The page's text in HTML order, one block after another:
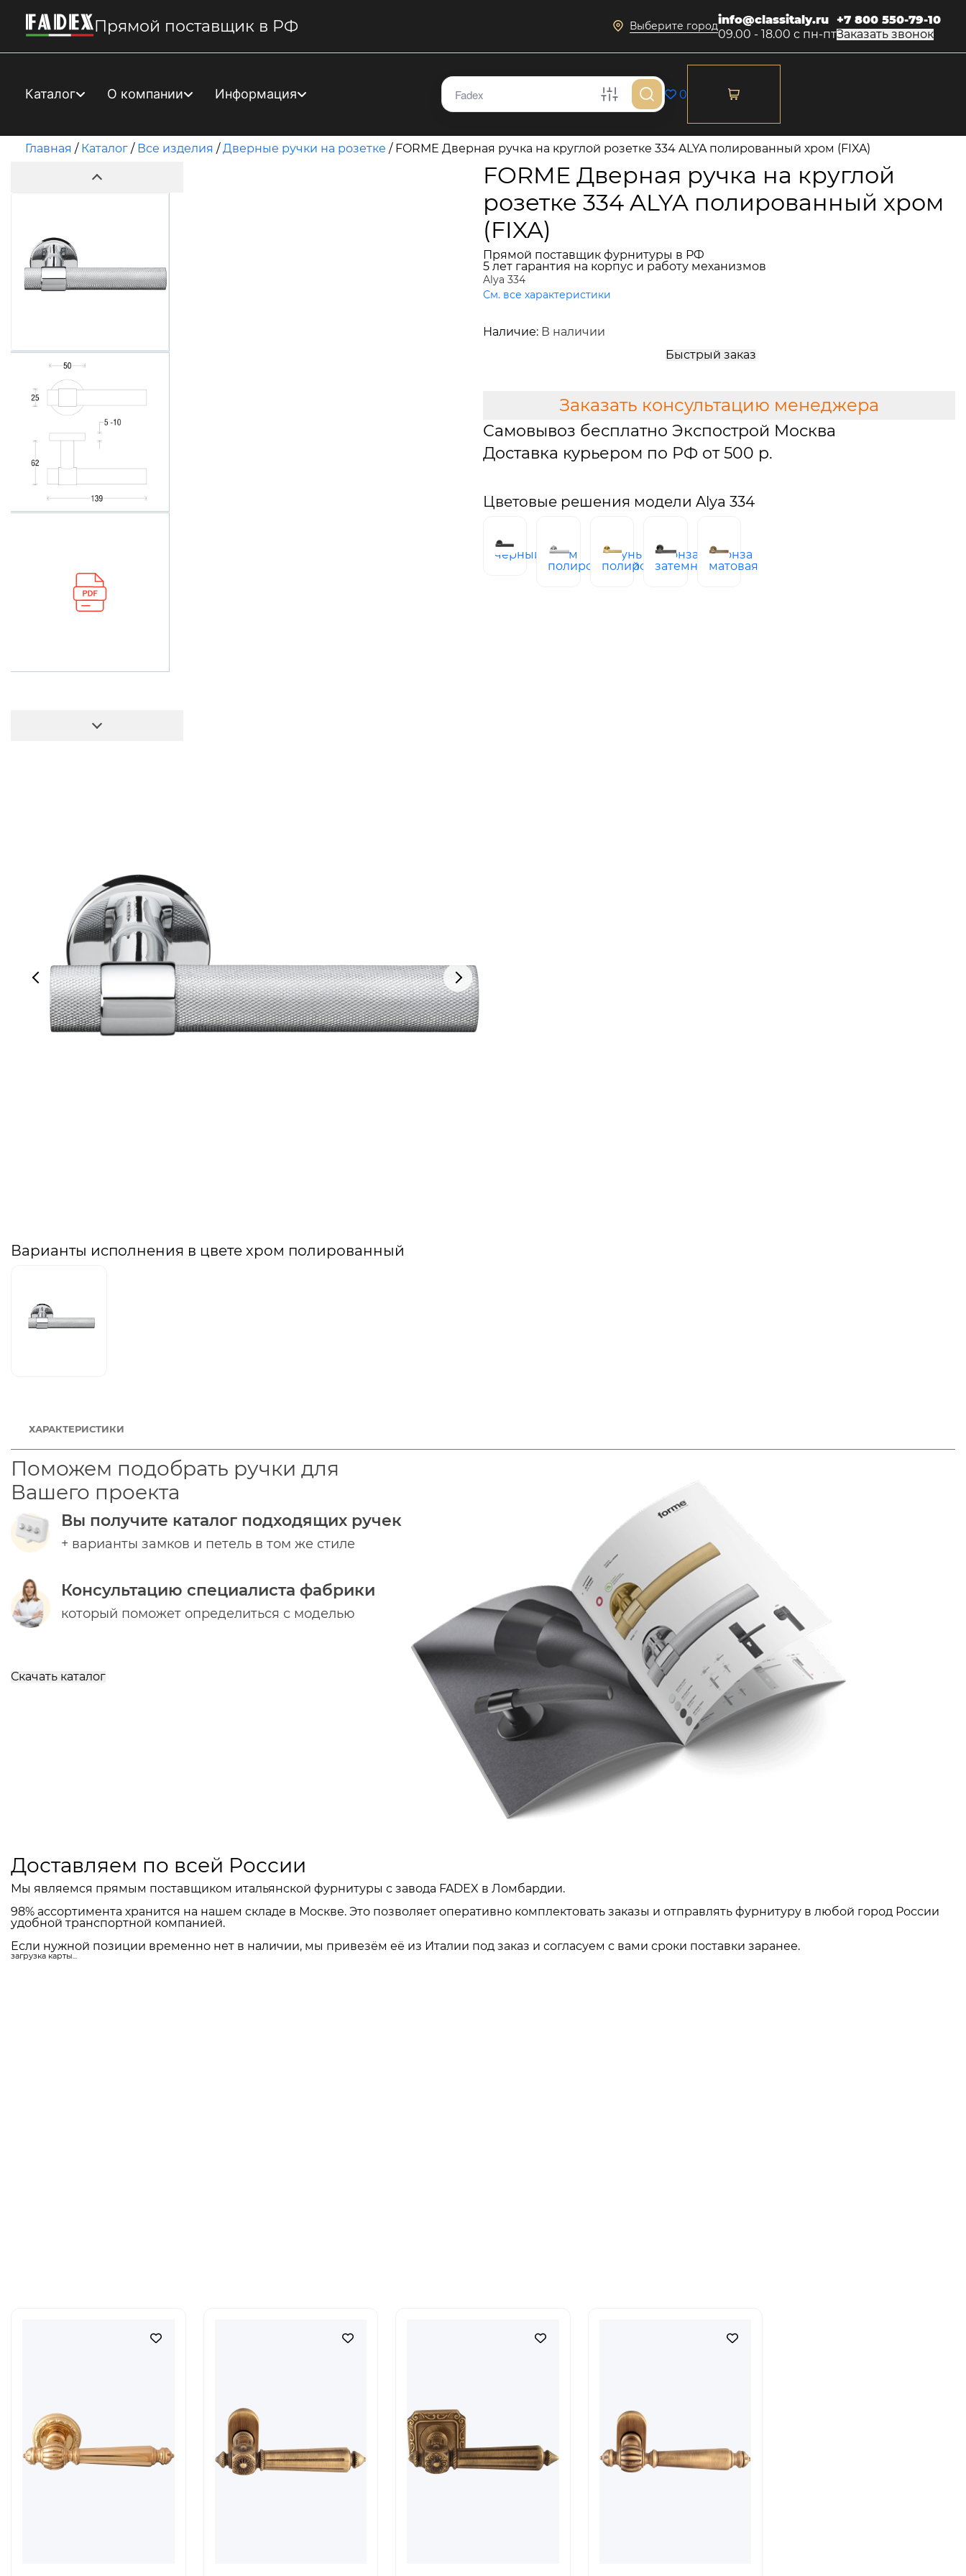
Прямой поставщик в РФ Выберите городinfo@classitaly.ru
09.00 - 18.00 с пн-пт
+7 800 550-79-10
Заказать звонок
Каталог О компании Информация 0
Главная / Каталог / Все изделия /Дверные ручки на розетке / FORME Дверная ручка на круглой розетке 334 ALYA полированный хром (FIXA)
FORME Дверная ручка на круглой
розетке 334 ALYA полированный хром
(FIXA)
Прямой поставщик фурнитуры в РФ
5 лет гарантия на корпус и работу механизмов
Alya 334
См. все характеристики
Наличие: В наличии
Быстрый заказ
Заказать консультацию менеджера
Самовывоз бесплатно Экспострой Москва
Доставка курьером по РФ от 500 р.
Цветовые решения модели Alya 334
черный
хром
полированный
латунь
полированная
бронза
затемненная
бронза
матовая
Варианты исполнения в цвете хром полированный
ХАРАКТЕРИСТИКИ
Поможем подобрать ручки для
Вашего проекта
Вы получите каталог подходящих ручек
+ варианты замков и петель в том же стиле
Консультацию специалиста фабрики
который поможет определиться с моделью
Скачать каталог
Доставляем по всей России
Мы являемся прямым поставщиком итальянской фурнитуры с завода FADEX в Ломбардии.
98% ассортимента хранится на нашем складе в Москве. Это позволяет оперативно комплектовать заказы и отправлять фурнитуру в любой город России
удобной транспортной компанией.
Если нужной позиции временно нет в наличии, мы привезём её из Италии под заказ и согласуем с вами сроки поставки заранее.
загрузка карты...